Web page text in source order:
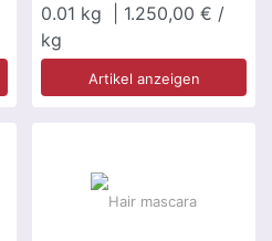
0.01 kg
| 1.250,00 € /
kg
Artikel anzeigen